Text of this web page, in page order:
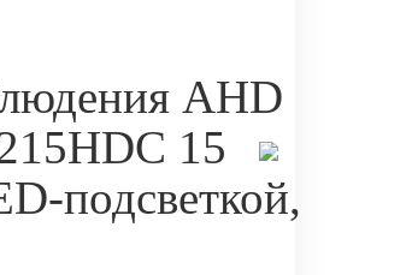
AHD
15
подсветкой,